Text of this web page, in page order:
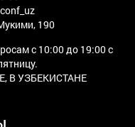
190
с 10:00 до 19:00 с
В УЗБЕКИСТАНЕ